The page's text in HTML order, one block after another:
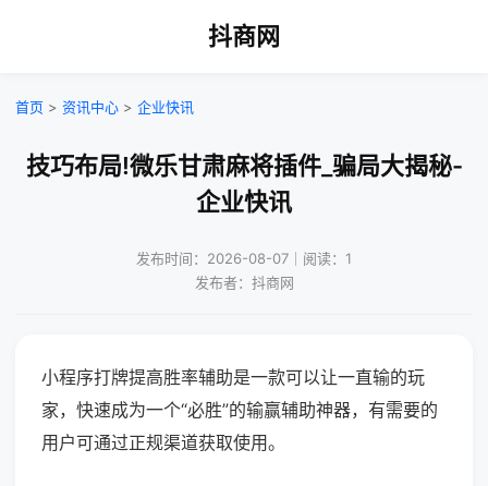
抖商网
首页 > 资讯中心 > 企业快讯
技巧布局!微乐甘肃麻将插件_骗局大揭秘-
企业快讯
发布时间：2026-08-07｜阅读：1
发布者：抖商网
小程序打牌提高胜率辅助是一款可以让一直输的玩
家，快速成为一个“必胜”的输赢辅助神器，有需要的
用户可通过正规渠道获取使用。